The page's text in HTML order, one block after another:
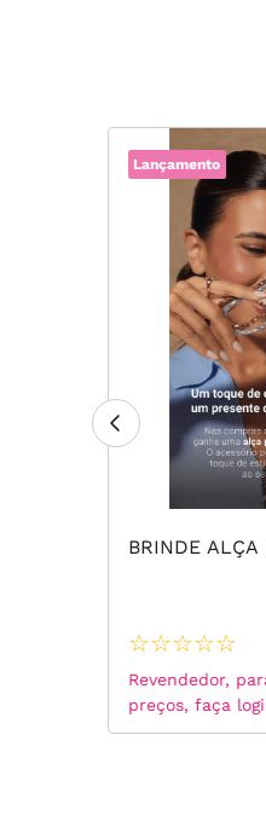
Lançamento
BRINDE ALÇA
☆☆☆☆☆
Revendedor,
preços, faça